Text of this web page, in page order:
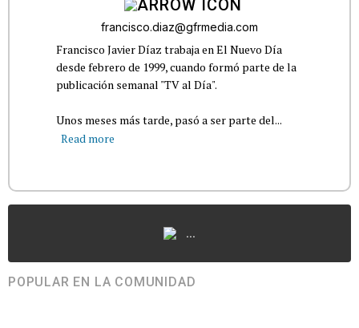
francisco.diaz@gfrmedia.com
Francisco Javier Díaz trabaja en El Nuevo Día
desde febrero de 1999, cuando formó parte de la
publicación semanal "TV al Día".
Unos meses más tarde, pasó a ser parte del...
Read more
...
POPULAR EN LA COMUNIDAD